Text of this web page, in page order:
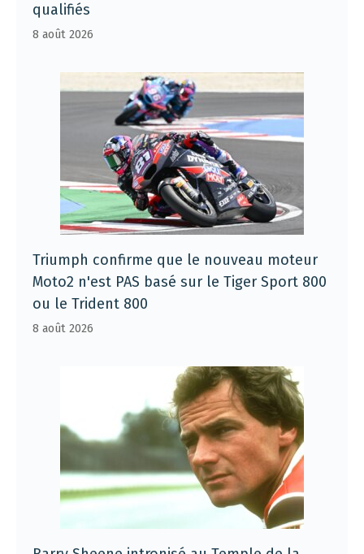
qualifiés
8 août 2026
Triumph confirme que le nouveau moteur
Moto2 n'est PAS basé sur le Tiger Sport 800
ou le Trident 800
8 août 2026